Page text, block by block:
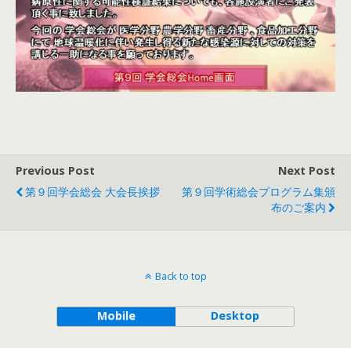
Previous Post
第９回学会総会 大会長挨拶
Next Post
第９回学術総会プログラム集頒
布のご案内
Back to top
Mobile Desktop